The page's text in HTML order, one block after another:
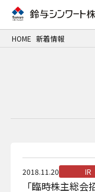
事例紹介
企業情報
サステナビ
HOME 新着情報
2018.11.20 IR
「臨時株主総会